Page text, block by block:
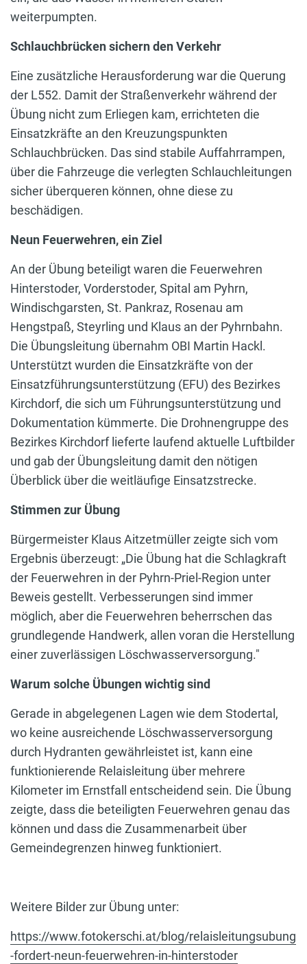
weiterpumpten.
Schlauchbrücken sichern den Verkehr
Eine zusätzliche Herausforderung war die Querung
der L552. Damit der Straßenverkehr während der
Übung nicht zum Erliegen kam, errichteten die
Einsatzkräfte an den Kreuzungspunkten
Schlauchbrücken. Das sind stabile Auffahrrampen,
über die Fahrzeuge die verlegten Schlauchleitungen
sicher überqueren können, ohne diese zu
beschädigen.
Neun Feuerwehren, ein Ziel
An der Übung beteiligt waren die Feuerwehren
Hinterstoder, Vorderstoder, Spital am Pyhrn,
Windischgarsten, St. Pankraz, Rosenau am
Hengstpaß, Steyrling und Klaus an der Pyhrnbahn.
Die Übungsleitung übernahm OBI Martin Hackl.
Unterstützt wurden die Einsatzkräfte von der
Einsatzführungsunterstützung (EFU) des Bezirkes
Kirchdorf, die sich um Führungsunterstützung und
Dokumentation kümmerte. Die Drohnengruppe des
Bezirkes Kirchdorf lieferte laufend aktuelle Luftbilder
und gab der Übungsleitung damit den nötigen
Überblick über die weitläufige Einsatzstrecke.
Stimmen zur Übung
Bürgermeister Klaus Aitzetmüller zeigte sich vom
Ergebnis überzeugt: „Die Übung hat die Schlagkraft
der Feuerwehren in der Pyhrn-Priel-Region unter
Beweis gestellt. Verbesserungen sind immer
möglich, aber die Feuerwehren beherrschen das
grundlegende Handwerk, allen voran die Herstellung
einer zuverlässigen Löschwasserversorgung."
Warum solche Übungen wichtig sind
Gerade in abgelegenen Lagen wie dem Stodertal,
wo keine ausreichende Löschwasserversorgung
durch Hydranten gewährleistet ist, kann eine
funktionierende Relaisleitung über mehrere
Kilometer im Ernstfall entscheidend sein. Die Übung
zeigte, dass die beteiligten Feuerwehren genau das
können und dass die Zusammenarbeit über
Gemeindegrenzen hinweg funktioniert.
Weitere Bilder zur Übung unter:
https://www.fotokerschi.at/blog/relaisleitungsubung
-fordert-neun-feuerwehren-in-hinterstoder